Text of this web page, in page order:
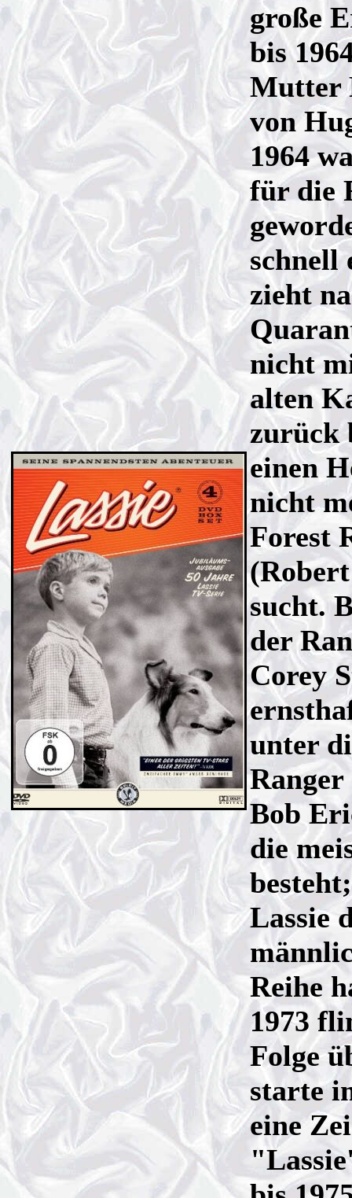
große
bis
Mutter
von
1964
für die
schnell
zieht
nicht
alten
zurück
einen
nicht
Forest
sucht.
der
Corey
unter
Bob
die
Lassie
Reihe
1973
Folge
starte
eine